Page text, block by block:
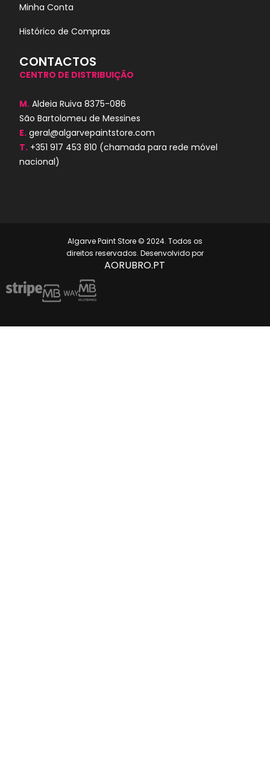
Minha Conta
Histórico de Compras
CONTACTOS
CENTRO DE DISTRIBUIÇÃO
M. Aldeia Ruiva 8375-086
São Bartolomeu de Messines
E. geral@algarvepaintstore.com
T. +351 917 453 810 (chamada para rede móvel
nacional)
Algarve Paint Store © 2024. Todos os
direitos reservados. Desenvolvido por
AORUBRO.PT